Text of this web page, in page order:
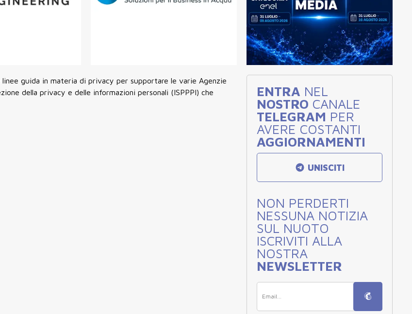
guida in materia di privacy per supportare le varie Agenzie
della privacy e delle informazioni personali (ISPPPI) che
ENTRA NEL
NOSTRO CANALE
TELEGRAM PER
AVERE COSTANTI
AGGIORNAMENTI
UNISCITI
NON PERDERTI
NESSUNA NOTIZIA
SUL NUOTO
ISCRIVITI ALLA
NOSTRA
NEWSLETTER